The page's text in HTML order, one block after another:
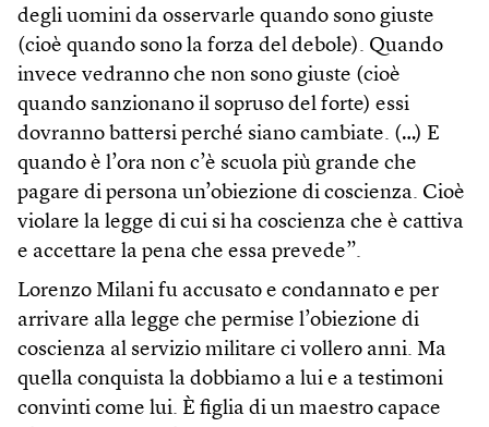
degli uomini da osservarle quando sono giuste
(cioè quando sono la forza del debole). Quando
invece vedranno che non sono giuste (cioè
quando sanzionano il sopruso del forte) essi
dovranno battersi perché siano cambiate. (…) E
quando è l’ora non c’è scuola più grande che
pagare di persona un’obiezione di coscienza. Cioè
violare la legge di cui si ha coscienza che è cattiva
e accettare la pena che essa prevede”.
Lorenzo Milani fu accusato e condannato e per
arrivare alla legge che permise l’obiezione di
coscienza al servizio militare ci vollero anni. Ma
quella conquista la dobbiamo a lui e a testimoni
convinti come lui. È figlia di un maestro capace